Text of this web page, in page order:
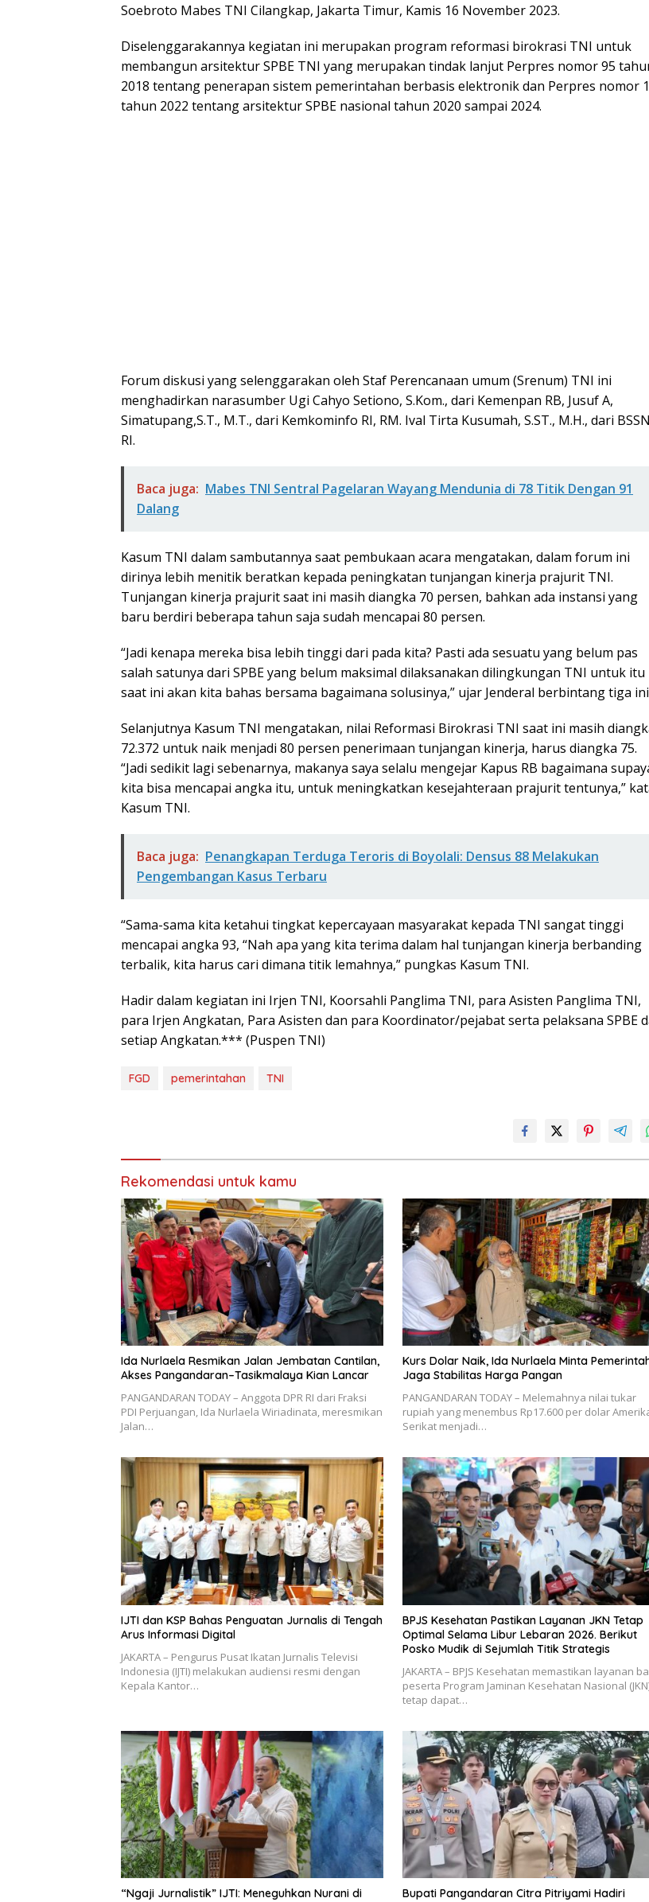
Soebroto Mabes TNI Cilangkap, Jakarta Timur, Kamis 16 November 2023.
Diselenggarakannya kegiatan ini merupakan program reformasi birokrasi TNI untuk
membangun arsitektur SPBE TNI yang merupakan tindak lanjut Perpres nomor 95
2018 tentang penerapan sistem pemerintahan berbasis elektronik dan Perpres nomor
tahun 2022 tentang arsitektur SPBE nasional tahun 2020 sampai 2024.
Forum diskusi yang selenggarakan oleh Staf Perencanaan umum (Srenum) TNI ini
menghadirkan narasumber Ugi Cahyo Setiono, S.Kom., dari Kemenpan RB, Jusuf A,
Simatupang,S.T., M.T., dari Kemkominfo RI, RM. Ival Tirta Kusumah, S.ST., M.H., dari BSSN
RI.
Baca juga: Mabes TNI Sentral Pagelaran Wayang Mendunia di 78 Titik Dengan 91
Dalang
Kasum TNI dalam sambutannya saat pembukaan acara mengatakan, dalam forum ini
dirinya lebih menitik beratkan kepada peningkatan tunjangan kinerja prajurit TNI.
Tunjangan kinerja prajurit saat ini masih diangka 70 persen, bahkan ada instansi yang
baru berdiri beberapa tahun saja sudah mencapai 80 persen.
“Jadi kenapa mereka bisa lebih tinggi dari pada kita? Pasti ada sesuatu yang belum pas
salah satunya dari SPBE yang belum maksimal dilaksanakan dilingkungan TNI untuk itu
saat ini akan kita bahas bersama bagaimana solusinya,” ujar Jenderal berbintang tiga
Selanjutnya Kasum TNI mengatakan, nilai Reformasi Birokrasi TNI saat ini masih
72.372 untuk naik menjadi 80 persen penerimaan tunjangan kinerja, harus diangka 75.
“Jadi sedikit lagi sebenarnya, makanya saya selalu mengejar Kapus RB bagaimana
kita bisa mencapai angka itu, untuk meningkatkan kesejahteraan prajurit tentunya,”
Kasum TNI.
Baca juga: Penangkapan Terduga Teroris di Boyolali: Densus 88 Melakukan
Pengembangan Kasus Terbaru
“Sama-sama kita ketahui tingkat kepercayaan masyarakat kepada TNI sangat tinggi
mencapai angka 93, “Nah apa yang kita terima dalam hal tunjangan kinerja berbanding
terbalik, kita harus cari dimana titik lemahnya,” pungkas Kasum TNI.
Hadir dalam kegiatan ini Irjen TNI, Koorsahli Panglima TNI, para Asisten Panglima TNI,
para Irjen Angkatan, Para Asisten dan para Koordinator/pejabat serta pelaksana SPBE
setiap Angkatan.*** (Puspen TNI)
FGD pemerintahan TNI
Rekomendasi untuk kamu
Ida Nurlaela Resmikan Jalan Jembatan Cantilan,
Akses Pangandaran–Tasikmalaya Kian Lancar
PANGANDARAN TODAY – Anggota DPR RI dari Fraksi
PDI Perjuangan, Ida Nurlaela Wiriadinata, meresmikan
Jalan…
Kurs Dolar Naik, Ida Nurlaela Minta
Jaga Stabilitas Harga Pangan
PANGANDARAN TODAY – Melemahnya nilai tukar
rupiah yang menembus Rp17.600 per dolar
Serikat menjadi…
IJTI dan KSP Bahas Penguatan Jurnalis di Tengah
Arus Informasi Digital
JAKARTA – Pengurus Pusat Ikatan Jurnalis Televisi
Indonesia (IJTI) melakukan audiensi resmi dengan
Kepala Kantor…
BPJS Kesehatan Pastikan Layanan JKN Tetap
Optimal Selama Libur Lebaran 2026. Berikut
Posko Mudik di Sejumlah Titik Strategis
JAKARTA – BPJS Kesehatan memastikan layanan
peserta Program Jaminan Kesehatan Nasional
tetap dapat…
“Ngaji Jurnalistik” IJTI: Meneguhkan Nurani di
Bupati Pangandaran Citra Pitriyami Hadiri